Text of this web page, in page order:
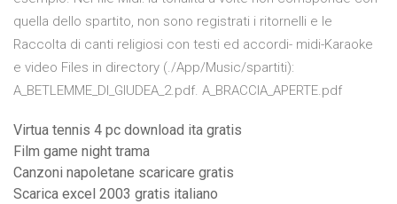
quella dello spartito, non sono registrati i ritornelli e le
Raccolta di canti religiosi con testi ed accordi- midi-Karaoke
e video Files in directory (./App/Music/spartiti):
A_BETLEMME_DI_GIUDEA_2.pdf. A_BRACCIA_APERTE.pdf
Virtua tennis 4 pc download ita gratis
Film game night trama
Canzoni napoletane scaricare gratis
Scarica excel 2003 gratis italiano